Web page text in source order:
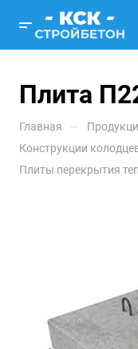
Плита
Главная —
Конструкции
Плиты перекрытия